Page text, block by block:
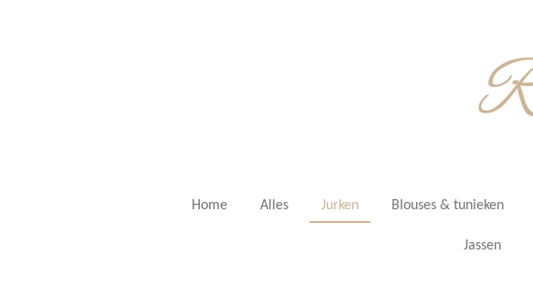
Home Alles Jurken Blouses & tunieken
Jassen